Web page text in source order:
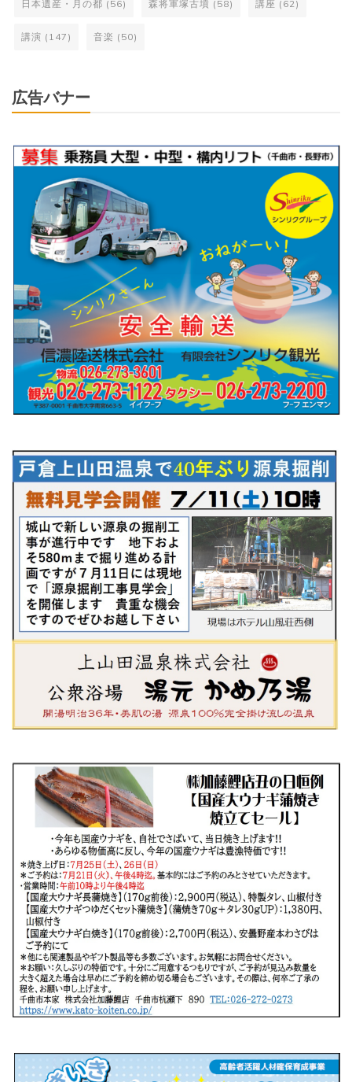
日本遺産・月の都 (56) 森将軍塚古墳 (58) 講座 (62)
講演 (147) 音楽 (50)
広告バナー